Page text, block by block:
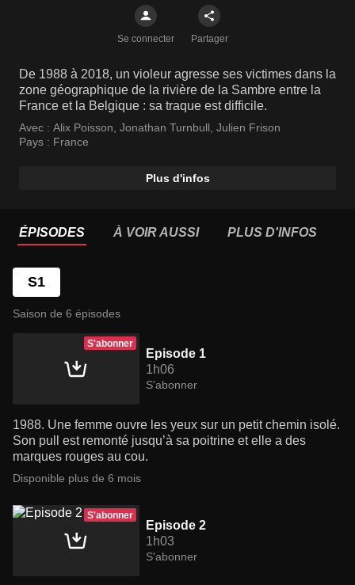
Se connecter Partager
De 1988 à 2018, un violeur agresse ses victimes dans la
zone géographique de la rivière de la Sambre entre la
France et la Belgique : sa traque est difficile.
Avec : Alix Poisson, Jonathan Turnbull, Julien Frison
Pays : France
Plus d'infos
ÉPISODES À VOIR AUSSI PLUS D'INFOS
S1
Saison de 6 épisodes
S'abonner
Episode 1
1h06
S'abonner
1988. Une femme ouvre les yeux sur un petit chemin isolé.
Son pull est remonté jusqu’à sa poitrine et elle a des
marques rouges au cou.
Disponible plus de 6 mois
S'abonner
Episode 2
1h03
S'abonner